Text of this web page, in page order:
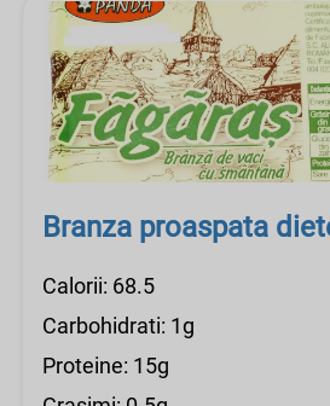
Branza proaspata
Calorii: 68.5
Carbohidrati: 1g
Proteine: 15g